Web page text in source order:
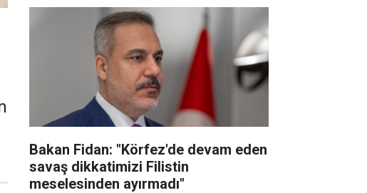
Bakan Fidan: "Körfez'de devam eden
savaş dikkatimizi Filistin
meselesinden ayırmadı"